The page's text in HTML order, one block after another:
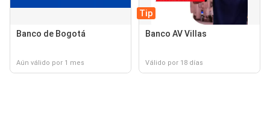
Banco de Bogotá
Aún válido por 1 mes
Tip
Banco AV Villas
Válido por 18 días